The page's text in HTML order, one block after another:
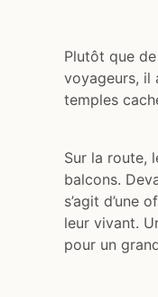
Plutôt que
voyageurs, il
temples
Sur la route,
balcons.
s’agit d’une
leur vivant.
pour un